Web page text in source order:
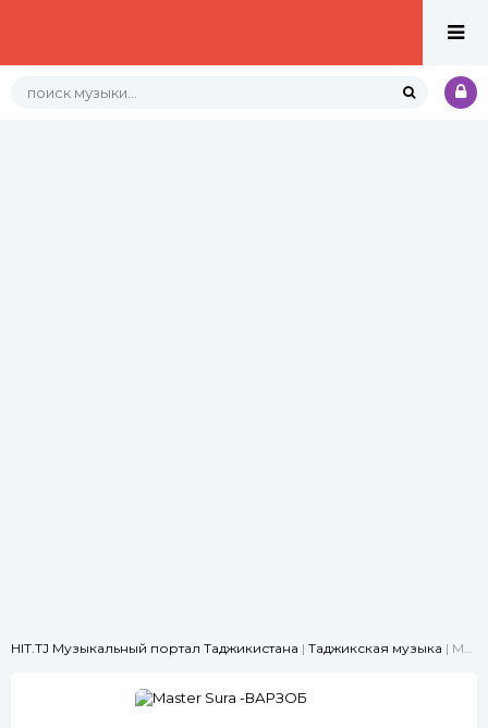
HIT.TJ Музыкальный портал Таджикистана | Таджикская музыка | Master Sura -ВАРЗОБ